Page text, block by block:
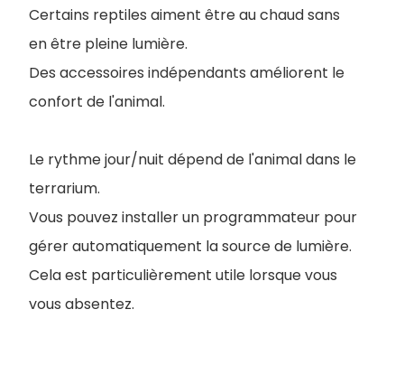
Certains reptiles aiment être au chaud sans
en être pleine lumière.
Des accessoires indépendants améliorent le
confort de l'animal.
Le rythme jour/nuit dépend de l'animal dans le
terrarium.
Vous pouvez installer un programmateur pour
gérer automatiquement la source de lumière.
Cela est particulièrement utile lorsque vous
vous absentez.